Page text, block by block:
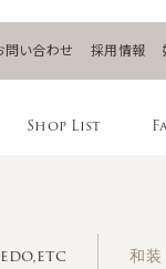
Shop List
問い合わせ 採用情報
和装